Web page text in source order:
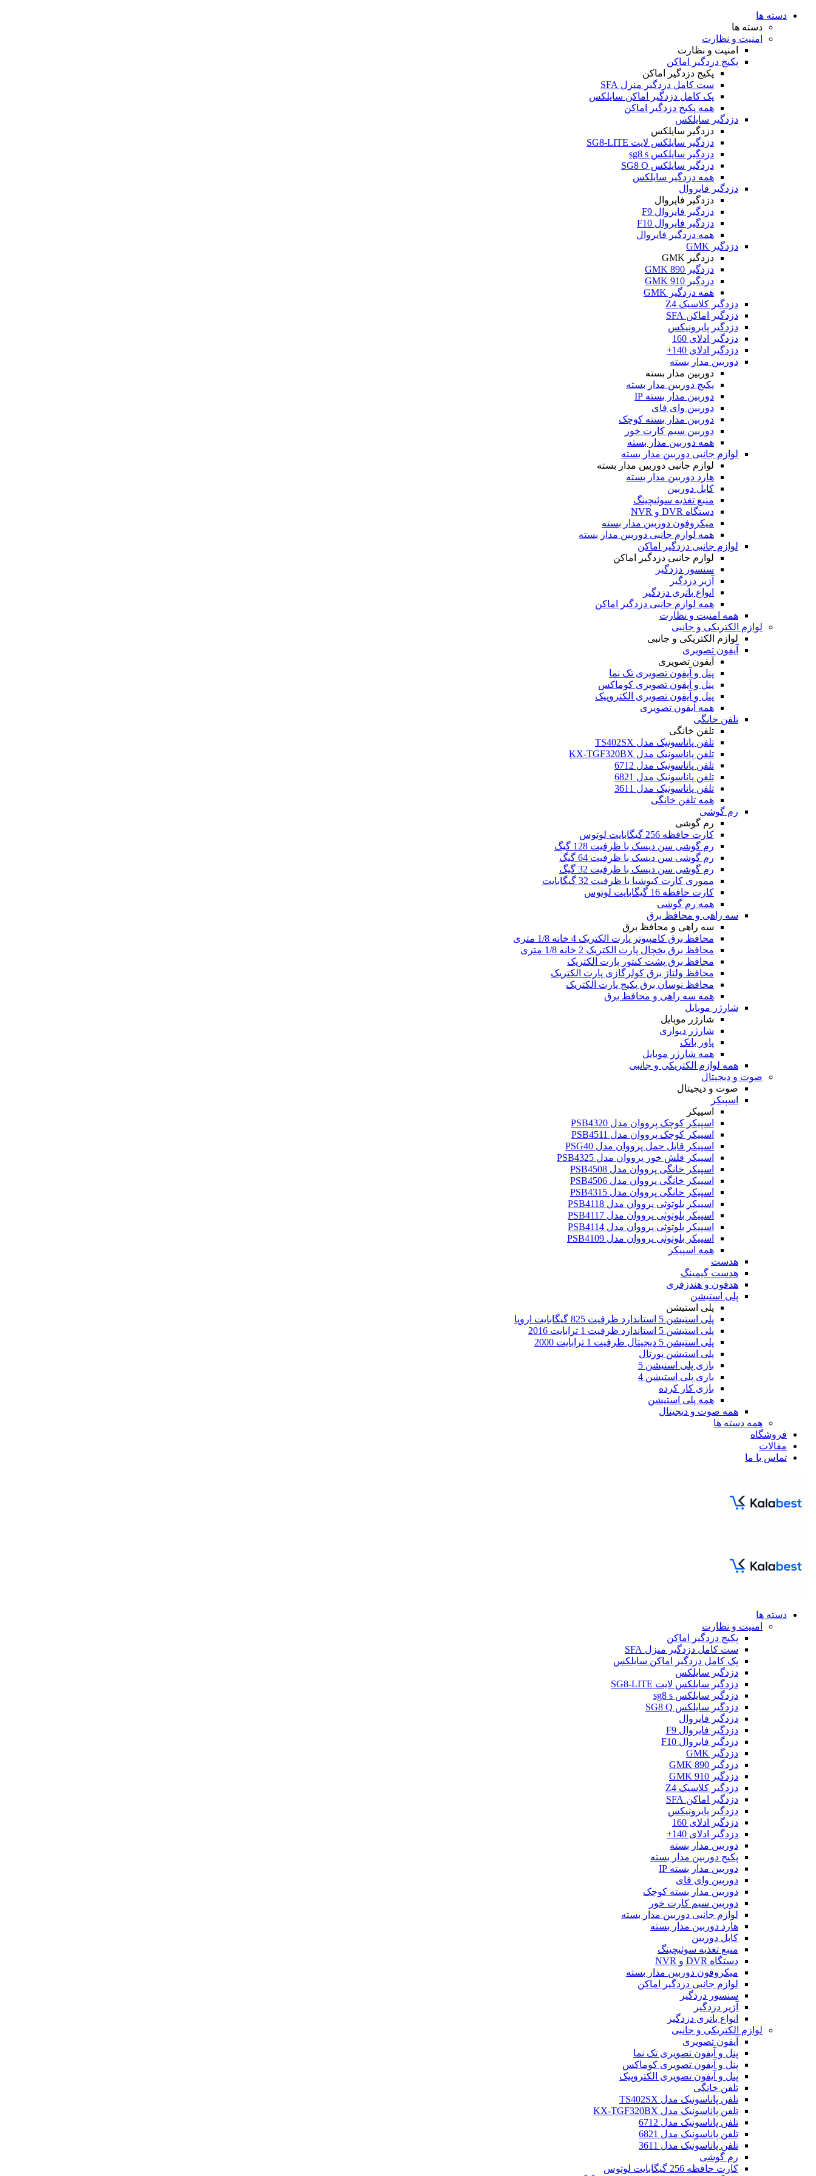
دسته ها
دسته ها
امنیت و نظارت
امنیت و نظارت
پکیج دزدگیر اماکن
پکیج دزدگیر اماکن
ست کامل دزدگیر منزل SFA
پک کامل دزدگیر اماکن سایلکس
همه پکیج دزدگیر اماکن
دزدگیر سایلکس
دزدگیر سایلکس
دزدگیر سایلکس لایت SG8-LITE
دزدگیر سایلکس sg8 s
دزدگیر سایلکس SG8 Q
همه دزدگیر سایلکس
دزدگیر فایروال
دزدگیر فایروال
دزدگیر فایروال F9
دزدگیر فایروال F10
همه دزدگیر فایروال
دزدگیر GMK
دزدگیر GMK
دزدگیر GMK 890
دزدگیر GMK 910
همه دزدگیر GMK
دزدگیر کلاسیک Z4
دزدگیر اماکن SFA
دزدگیر پایرونیکس
دزدگیر ادلای 160
دزدگیر ادلای 140+
دوربین مدار بسته
دوربین مدار بسته
پکیج دوربین مدار بسته
دوربین مدار بسته IP
دوربین وای فای
دوربین مدار بسته کوچک
دوربین سیم کارت خور
همه دوربین مدار بسته
لوازم جانبی دوربین مدار بسته
لوازم جانبی دوربین مدار بسته
هارد دوربین مدار بسته
کابل دوربین
منبع تغذیه سوئیچینگ
دستگاه DVR و NVR
میکروفون دوربین مدار بسته
همه لوازم جانبی دوربین مدار بسته
لوازم جانبی دزدگیر اماکن
لوازم جانبی دزدگیر اماکن
سنسور دزدگیر
آژیر دزدگیر
انواع باتری دزدگیر
همه لوازم جانبی دزدگیر اماکن
همه امنیت و نظارت
لوازم الکتریکی و جانبی
لوازم الکتریکی و جانبی
آیفون تصویری
آیفون تصویری
پنل و آیفون تصویری تک نما
پنل و آیفون تصویری کوماکس
پنل و آیفون تصویری الکتروپیک
همه آیفون تصویری
تلفن خانگی
تلفن خانگی
تلفن پاناسونیک مدل TS402SX
تلفن پاناسونیک مدل KX-TGF320BX
تلفن پاناسونیک مدل 6712
تلفن پاناسونیک مدل 6821
تلفن پاناسونیک مدل 3611
همه تلفن خانگی
رم گوشی
رم گوشی
کارت حافظه 256 گیگابایت لوتوس
رم گوشی سن دیسک با ظرفیت 128 گیگ
رم گوشی سن دیسک با ظرفیت 64 گیگ
رم گوشی سن دیسک با ظرفیت 32 گیگ
مموری کارت کیوشیا با ظرفیت 32 گیگابایت
کارت حافظه 16 گیگابایت لوتوس
همه رم گوشی
سه راهی و محافظ برق
سه راهی و محافظ برق
محافظ برق کامپیوتر پارت الکتریک 4 خانه 1/8 متری
محافظ برق یخچال پارت الکتریک 2 خانه 1/8 متری
محافظ برق پشت کنتور پارت الکتریک
محافظ ولتاژ برق کولرگازی پارت الکتریک
محافظ نوسان برق پکیج پارت الکتریک
همه سه راهی و محافظ برق
شارژر موبایل
شارژر موبایل
شارژر دیواری
پاور بانک
همه شارژر موبایل
همه لوازم الکتریکی و جانبی
صوت و دیجیتال
صوت و دیجیتال
اسپیکر
اسپیکر
اسپیکر کوچک پرووان مدل PSB4320
اسپیکر کوچک پرووان مدل PSB4511
اسپیکر قابل حمل پرووان مدل PSG40
اسپیکر فلش خور پرووان مدل PSB4325
اسپیکر خانگی پرووان مدل PSB4508
اسپیکر خانگی پرووان مدل PSB4506
اسپیکر خانگی پرووان مدل PSB4315
اسپیکر بلوتوثی پرووان مدل PSB4118
اسپیکر بلوتوثی پرووان مدل PSB4117
اسپیکر بلوتوثی پرووان مدل PSB4114
اسپیکر بلوتوثی پرووان مدل PSB4109
همه اسپیکر
هدست
هدست گیمینگ
هدفون و هندزفری
پلی استیشن
پلی استیشن
پلی استیشن 5 استاندارد ظرفیت 825 گیگابایت اروپا
پلی استیشن 5 استاندارد ظرفیت 1 ترابایت 2016
پلی استیشن 5 دیجیتال ظرفیت 1 ترابایت 2000
پلی استیشن پورتال
بازی پلی استیشن 5
بازی پلی استیشن 4
بازی کار کرده
همه پلی استیشن
همه صوت و دیجیتال
همه دسته ها
فروشگاه
مقالات
تماس با ما
دسته ها
امنیت و نظارت
پکیج دزدگیر اماکن
ست کامل دزدگیر منزل SFA
پک کامل دزدگیر اماکن سایلکس
دزدگیر سایلکس
دزدگیر سایلکس لایت SG8-LITE
دزدگیر سایلکس sg8 s
دزدگیر سایلکس SG8 Q
دزدگیر فایروال
دزدگیر فایروال F9
دزدگیر فایروال F10
دزدگیر GMK
دزدگیر GMK 890
دزدگیر GMK 910
دزدگیر کلاسیک Z4
دزدگیر اماکن SFA
دزدگیر پایرونیکس
دزدگیر ادلای 160
دزدگیر ادلای 140+
دوربین مدار بسته
پکیج دوربین مدار بسته
دوربین مدار بسته IP
دوربین وای فای
دوربین مدار بسته کوچک
دوربین سیم کارت خور
لوازم جانبی دوربین مدار بسته
هارد دوربین مدار بسته
کابل دوربین
منبع تغذیه سوئیچینگ
دستگاه DVR و NVR
میکروفون دوربین مدار بسته
لوازم جانبی دزدگیر اماکن
سنسور دزدگیر
آژیر دزدگیر
انواع باتری دزدگیر
لوازم الکتریکی و جانبی
آیفون تصویری
پنل و آیفون تصویری تک نما
پنل و آیفون تصویری کوماکس
پنل و آیفون تصویری الکتروپیک
تلفن خانگی
تلفن پاناسونیک مدل TS402SX
تلفن پاناسونیک مدل KX-TGF320BX
تلفن پاناسونیک مدل 6712
تلفن پاناسونیک مدل 6821
تلفن پاناسونیک مدل 3611
رم گوشی
کارت حافظه 256 گیگابایت لوتوس